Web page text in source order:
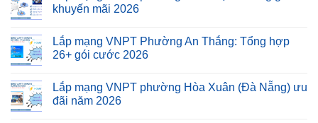
khuyến mãi 2026
Lắp mạng VNPT Phường An Thắng: Tổng hợp
26+ gói cước 2026
Lắp mạng VNPT phường Hòa Xuân (Đà Nẵng) ưu
đãi năm 2026